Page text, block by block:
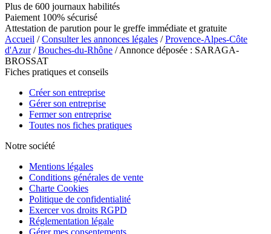
Plus de 600 journaux habilités
Paiement 100% sécurisé
Attestation de parution pour le greffe immédiate et gratuite
Accueil /Consulter les annonces légales /Provence-Alpes-Côte
d'Azur/Bouches-du-Rhône / Annonce déposée : SARAGA-
BROSSAT
Fiches pratiques et conseils
Créer son entreprise
Gérer son entreprise
Fermer son entreprise
Toutes nos fiches pratiques
Notre société
Mentions légales
Conditions générales de vente
Charte Cookies
Politique de confidentialité
Exercer vos droits RGPD
Réglementation légale
Gérer mes consentements